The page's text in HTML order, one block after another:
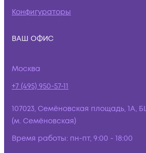
Конфигураторы
ВАШ ОФИС
Москва
+7 (495) 950-57-11
107023, Семёновская площадь, 1А,
(м. Семёновская)
Время работы: пн-пт, 9:00 - 18:00